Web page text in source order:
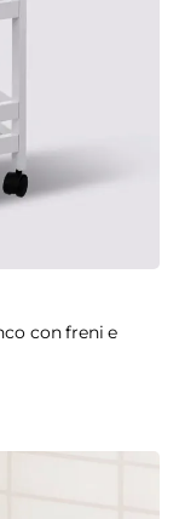
con freni e